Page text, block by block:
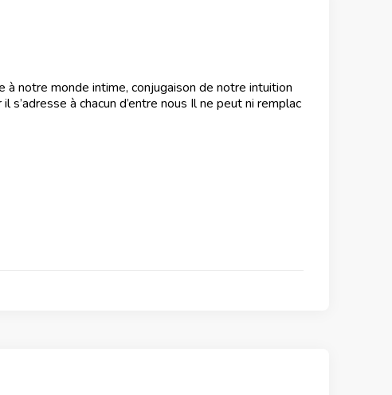
notre monde intime, conjugaison de notre intuition
à chacun d’entre nous Il ne peut ni remplac